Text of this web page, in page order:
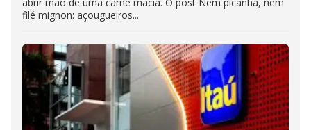
filé mignon: açougueiros...